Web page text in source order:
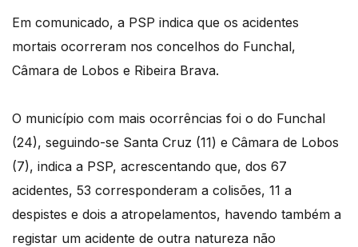
Em comunicado, a PSP indica que os acidentes
mortais ocorreram nos concelhos do Funchal,
Câmara de Lobos e Ribeira Brava.
O município com mais ocorrências foi o do Funchal
(24), seguindo-se Santa Cruz (11) e Câmara de Lobos
(7), indica a PSP, acrescentando que, dos 67
acidentes, 53 corresponderam a colisões, 11 a
despistes e dois a atropelamentos, havendo também a
registar um acidente de outra natureza não